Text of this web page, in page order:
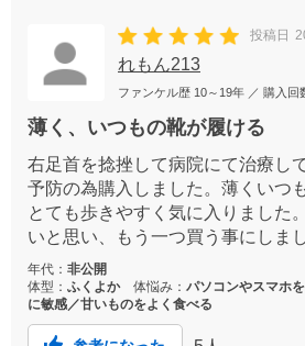
投稿日
れもん213
ファンケル歴 10～19年 ／ 購入回
薄く、いつもの靴が履ける
右足首を捻挫して病院にて治療し
予防の為購入しました。薄くいつ
とても歩きやすく気に入りました
いと思い、もう一つ買う事にしまし
年代： 非公開
体型： ふくよか体悩み： パソコンやスマホ
に敏感／甘いものをよく食べる